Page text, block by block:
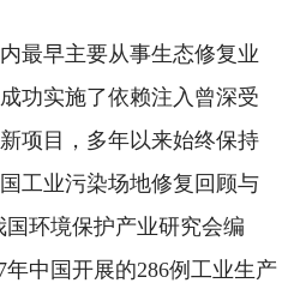
最早主要从事生态修复业
功实施了依赖注入曾深受
项目，多年以来始终保持
工业污染场地修复回顾与
国环境保护产业研究会编
年中国开展的286例工业生产